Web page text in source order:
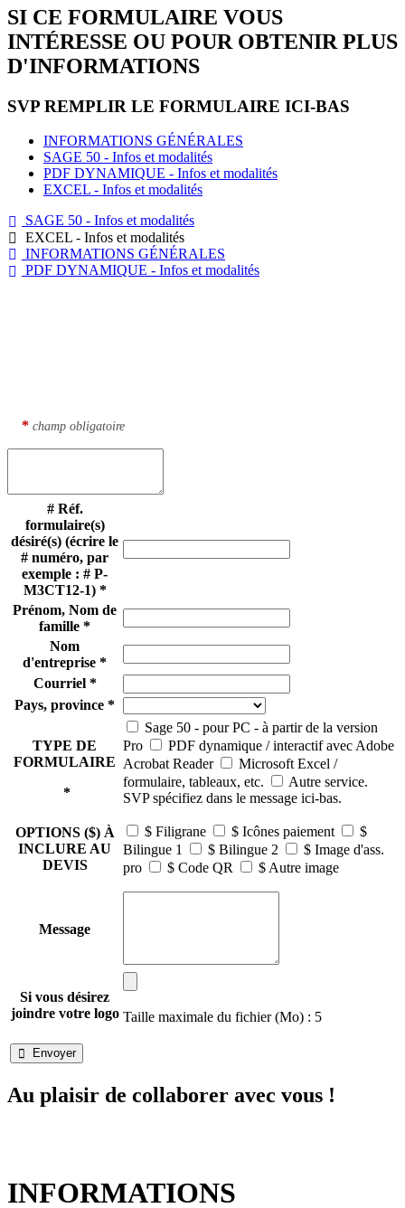
SI CE FORMULAIRE VOUS
INTÉRESSE OU POUR OBTENIR PLUS
D'INFORMATIONS
SVP REMPLIR LE FORMULAIRE ICI-BAS
INFORMATIONS GÉNÉRALES
SAGE 50 - Infos et modalités
PDF DYNAMIQUE - Infos et modalités
EXCEL - Infos et modalités
 SAGE 50 - Infos et modalités
 EXCEL - Infos et modalités
 INFORMATIONS GÉNÉRALES
 PDF DYNAMIQUE - Infos et modalités
* champ obligatoire
# Réf.
formulaire(s)
désiré(s) (écrire le
# numéro, par
exemple : # P-
M3CT12-1)*
Prénom, Nom de
famille *
Nom
d'entreprise *
Courriel*
Pays, province *
TYPE DE
FORMULAIRE
*
Sage 50 - pour PC - à partir de la version
Pro
PDF dynamique / interactif avec Adobe
Acrobat Reader
Microsoft Excel /
formulaire, tableaux, etc.
Autre service.
SVP spécifiez dans le message ici-bas.
OPTIONS ($) À
INCLURE AU
DEVIS
$ Filigrane $ Icônes paiement
$
Bilingue 1
$ Bilingue 2
$ Image d'ass.
pro
$ Code QR $ Autre image
Message
Si vous désirez
joindre votre logo Taille maximale du fichier (Mo) : 5
 Envoyer
Au plaisir de collaborer avec vous !
INFORMATIONS